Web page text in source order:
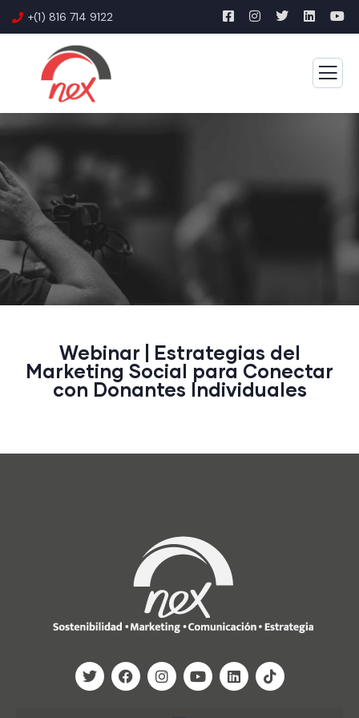
+(1) 816 714 9122
Webinar | Estrategias del
Marketing Social para Conectar
con Donantes Individuales